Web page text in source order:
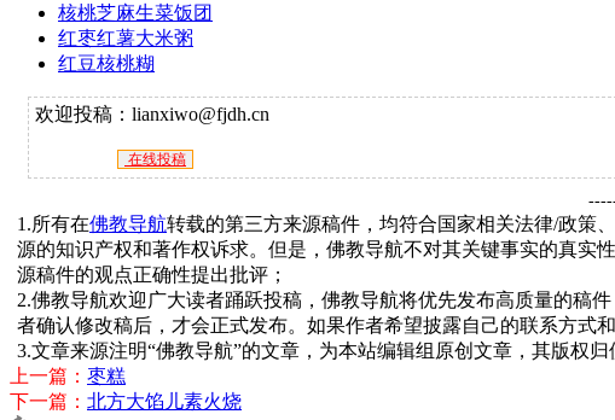
核桃芝麻生菜饭团
红枣红薯大米粥
红豆核桃糊
欢迎投稿：lianxiwo@fjdh.cn
在线投稿
1.所有在佛教导航转载的第三方来源稿件，均符合国家相关法律/政策
源的知识产权和著作权诉求。但是，佛教导航不对其关键事实的真实
源稿件的观点正确性提出批评；
2.佛教导航欢迎广大读者踊跃投稿，佛教导航将优先发布高质量的稿
者确认修改稿后，才会正式发布。如果作者希望披露自己的联系方式
3.文章来源注明“佛教导航”的文章，为本站编辑组原创文章，其版权
上一篇： 枣糕
下一篇： 北方大馅儿素火烧